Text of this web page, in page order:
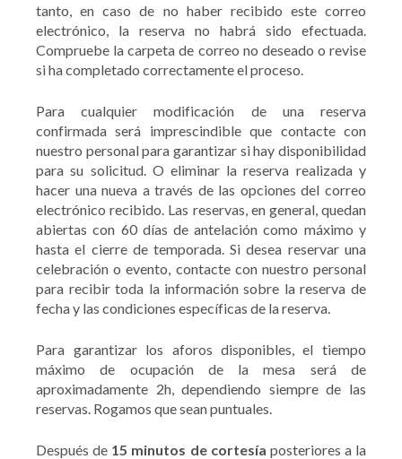
tanto, en caso de no haber recibido este correo
electrónico, la reserva no habrá sido efectuada.
Compruebe la carpeta de correo no deseado o revise
si ha completado correctamente el proceso.
Para cualquier modificación de una reserva
confirmada será imprescindible que contacte con
nuestro personal para garantizar si hay disponibilidad
para su solicitud. O eliminar la reserva realizada y
hacer una nueva a través de las opciones del correo
electrónico recibido. Las reservas, en general, quedan
abiertas con 60 días de antelación como máximo y
hasta el cierre de temporada. Si desea reservar una
celebración o evento, contacte con nuestro personal
para recibir toda la información sobre la reserva de
fecha y las condiciones específicas de la reserva.
Para garantizar los aforos disponibles, el tiempo
máximo de ocupación de la mesa será de
aproximadamente 2h, dependiendo siempre de las
reservas. Rogamos que sean puntuales.
Después de 15 minutos de cortesía posteriores a la